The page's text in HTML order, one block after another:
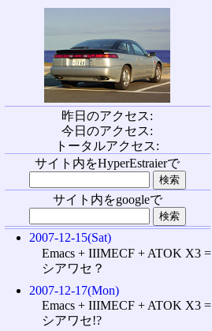
昨日のアクセス:
今日のアクセス:
トータルアクセス:
サイト内をHyperEstraierで
サイト内をgoogleで
2007-12-15(Sat)
Emacs + IIIMECF + ATOK X3 =
シアワセ？
2007-12-17(Mon)
Emacs + IIIMECF + ATOK X3 =
シアワセ!?